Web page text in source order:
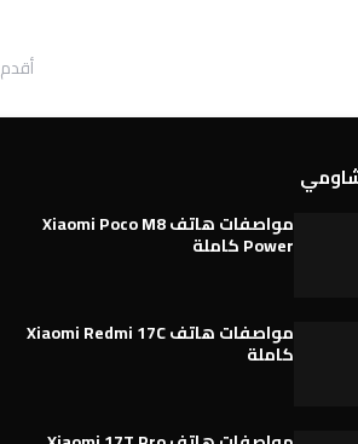
أقدم
مواصفات هاتف Xiaomi Poco M8
Power كاملة
مواصفات هاتف Xiaomi Redmi 17C
كاملة